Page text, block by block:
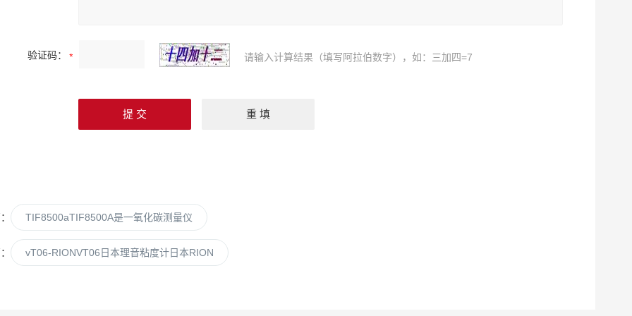
验证码： 请输入计算结果（填写阿拉伯数字），如：三加四=7
TIF8500aTIF8500A是一氧化碳测量仪
vT06-RIONVT06日本理音粘度计日本RION